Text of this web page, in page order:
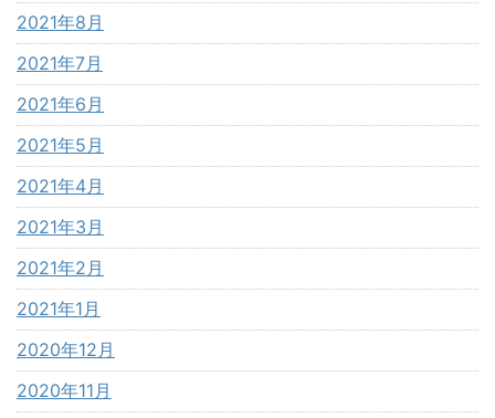
2021年8月
2021年7月
2021年6月
2021年5月
2021年4月
2021年3月
2021年2月
2021年1月
2020年12月
2020年11月